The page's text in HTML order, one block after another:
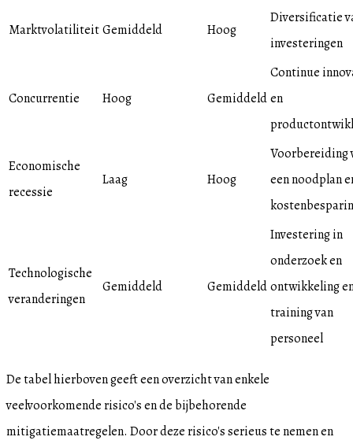
MarktvolatiliteitGemiddeld Hoog
Diversificatie
investeringen
Concurrentie Hoog Gemiddeld
Continue
en
Economische
recessie
Laag Hoog
Voorbereiding
een noodplan
Technologische
veranderingen
Gemiddeld Gemiddeld
Investering in
onderzoek en
ontwikkeling
training van
personeel
De tabel hierboven geeft een overzicht van enkele
veelvoorkomende risico's en de bijbehorende
mitigatiemaatregelen. Door deze risico's serieus te nemen en